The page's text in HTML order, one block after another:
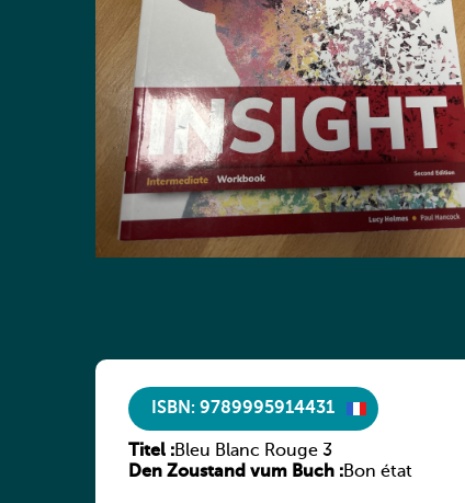
ISBN: 9789995914431
Titel :Bleu Blanc Rouge 3
Den Zoustand vum Buch :Bon état